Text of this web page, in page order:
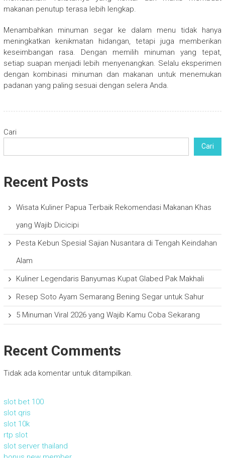
makanan penutup terasa lebih lengkap.
Menambahkan minuman segar ke dalam menu tidak hanya
meningkatkan kenikmatan hidangan, tetapi juga memberikan
keseimbangan rasa. Dengan memilih minuman yang tepat,
setiap suapan menjadi lebih menyenangkan. Selalu eksperimen
dengan kombinasi minuman dan makanan untuk menemukan
padanan yang paling sesuai dengan selera Anda.
Cari
Cari
Recent Posts
Wisata Kuliner Papua Terbaik Rekomendasi Makanan Khas
yang Wajib Dicicipi
Pesta Kebun Spesial Sajian Nusantara di Tengah Keindahan
Alam
Kuliner Legendaris Banyumas Kupat Glabed Pak Makhali
Resep Soto Ayam Semarang Bening Segar untuk Sahur
5 Minuman Viral 2026 yang Wajib Kamu Coba Sekarang
Recent Comments
Tidak ada komentar untuk ditampilkan.
slot bet 100
slot qris
slot 10k
rtp slot
slot server thailand